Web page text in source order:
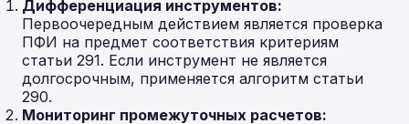
Дифференциация инструментов:
Первоочередным действием является проверка
ПФИ на предмет соответствия критериям
статьи 291. Если инструмент не является
долгосрочным, применяется алгоритм статьи
290.
Мониторинг промежуточных расчетов: